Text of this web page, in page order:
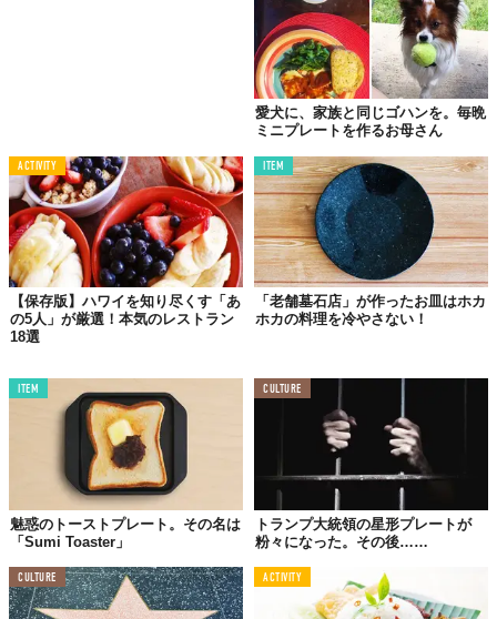
愛犬に、家族と同じゴハンを。毎晩
ミニプレートを作るお母さん
ACTIVITY
【保存版】ハワイを知り尽くす「あ
の5人」が厳選！本気のレストラン
18選
ITEM
「老舗墓石店」が作ったお皿はホカ
ホカの料理を冷やさない！
ITEM
魅惑のトーストプレート。その名は
「Sumi Toaster」
CULTURE
トランプ大統領の星形プレートが
粉々になった。その後……
CULTURE ACTIVITY